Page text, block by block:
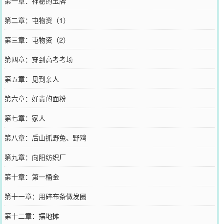
第二章：屯物资（1）
第三章：屯物资（2）
第四章：穿到高考考场
第五章：见到亲人
第六章：好贵的面粉
第七章：家人
第八章：后山抓野兔、野鸡
第九章：向阳纺织厂
第十章：第一桶金
第十一章：用碎布条做发圈
第十二章：摆地摊